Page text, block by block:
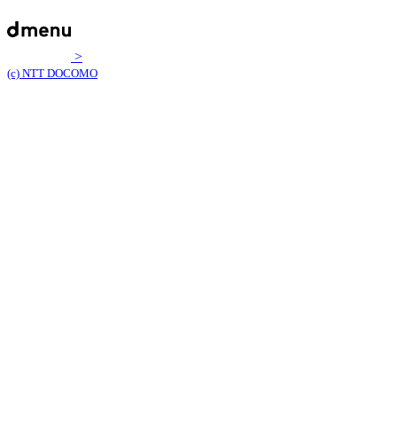
>
(c) NTT DOCOMO